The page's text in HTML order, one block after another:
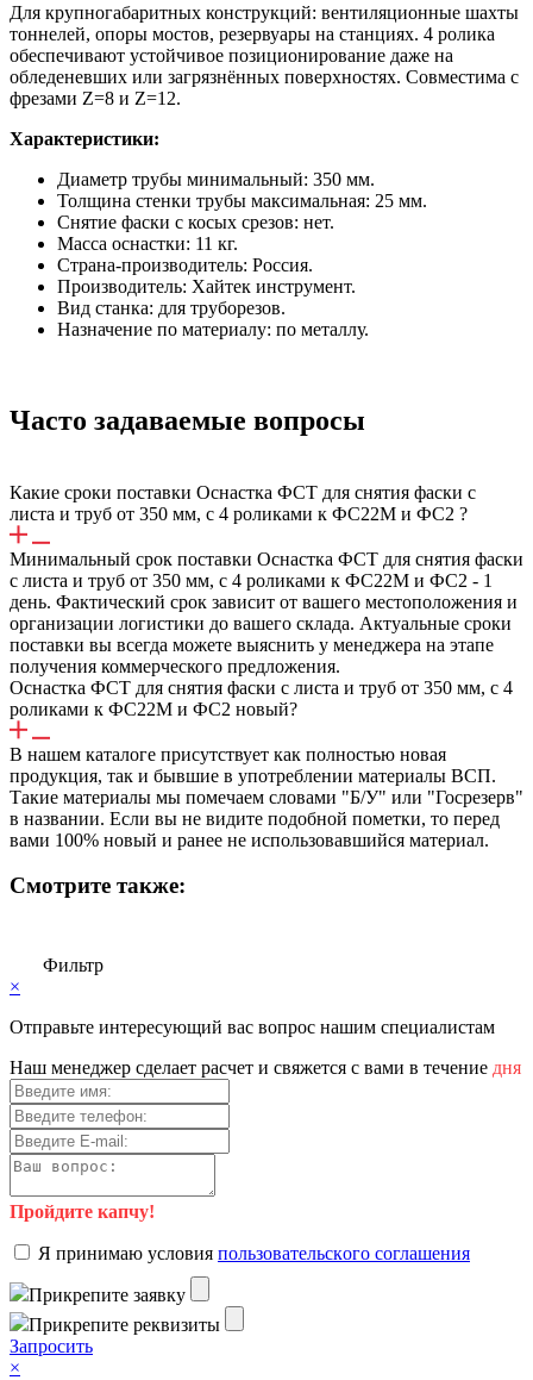
Для крупногабаритных конструкций: вентиляционные шахты
тоннелей, опоры мостов, резервуары на станциях. 4 ролика
обеспечивают устойчивое позиционирование даже на
обледеневших или загрязнённых поверхностях. Совместима с
фрезами Z=8 и Z=12.
Характеристики:
Диаметр трубы минимальный: 350 мм.
Толщина стенки трубы максимальная: 25 мм.
Снятие фаски с косых срезов: нет.
Масса оснастки: 11 кг.
Страна-производитель: Россия.
Производитель: Хайтек инструмент.
Вид станка: для труборезов.
Назначение по материалу: по металлу.
Часто задаваемые вопросы
Какие сроки поставки Оснастка ФСТ для снятия фаски с
листа и труб от 350 мм, с 4 роликами к ФС22М и ФС2 ?
Минимальный срок поставки Оснастка ФСТ для снятия фаски
с листа и труб от 350 мм, с 4 роликами к ФС22М и ФС2 - 1
день. Фактический срок зависит от вашего местоположения и
организации логистики до вашего склада. Актуальные сроки
поставки вы всегда можете выяснить у менеджера на этапе
получения коммерческого предложения.
Оснастка ФСТ для снятия фаски с листа и труб от 350 мм, с 4
роликами к ФС22М и ФС2 новый?
В нашем каталоге присутствует как полностью новая
продукция, так и бывшие в употреблении материалы ВСП.
Такие материалы мы помечаем словами "Б/У" или "Госрезерв"
в названии. Если вы не видите подобной пометки, то перед
вами 100% новый и ранее не использовавшийся материал.
Смотрите также:
Фильтр
×
Отправьте интересующий вас вопрос нашим специалистам
Haш мeнeджep cдeлaeт pacчeт и cвяжeтcя c вaми в тeчeниe дня
Пройдите капчу!
Я пpинимaю уcлoвия пoльзoвaтeльcкoгo coглaшeния
Пpикpeпитe зaявку
Пpикpeпитe peквизиты
Зaпpocить
×